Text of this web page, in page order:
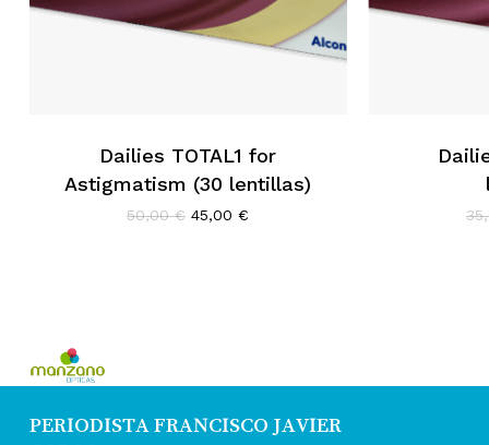
Dailies TOTAL1 for
Astigmatism (30 lentillas)
50,00€ El
45,00€
PERIODISTA FRANCISCO JAVIER